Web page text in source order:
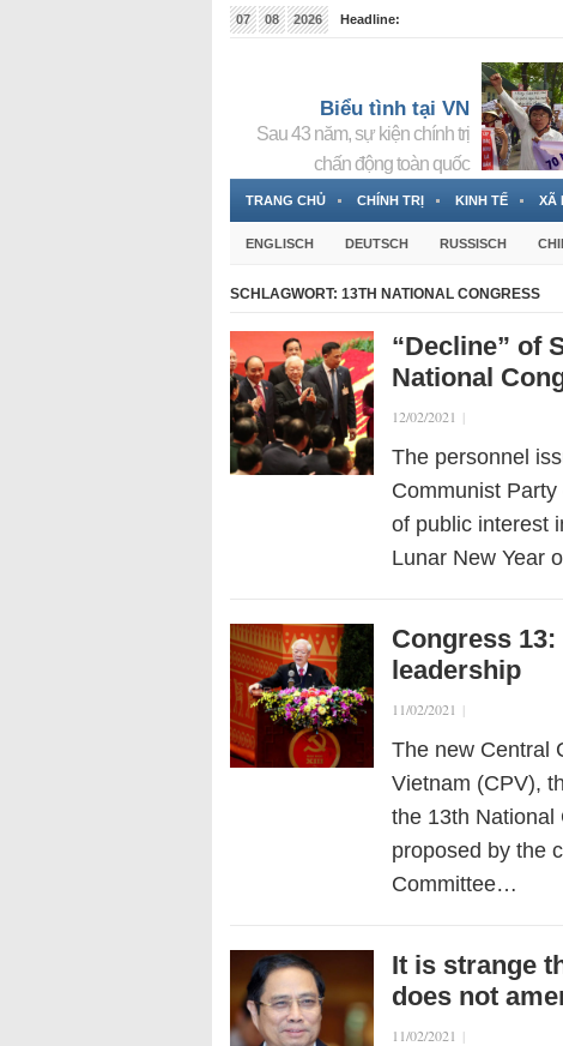
07 08 2026
Headline:
Biểu tình tại VN
Sau 43 năm, sự kiện chính trị
chấn động toàn quốc
TRANG CHỦ CHÍNH TRỊ KINH TẾ XÃ
ENGLISCH DEUTSCH RUSSISCH
SCHLAGWORT: 13TH NATIONAL CONGRESS
“Decline” of
National
12/02/2021 |
The personnel
Communist
of public interest
Lunar New Year
Congress
leadership
11/02/2021 |
The new Central
Vietnam (CPV),
the 13th National
proposed by the
Committee…
It is strange
does not
11/02/2021 |